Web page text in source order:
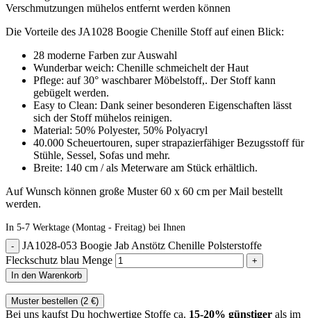
Verschmutzungen mühelos entfernt werden können
Die Vorteile des JA1028 Boogie Chenille Stoff auf einen Blick:
28 moderne Farben zur Auswahl
Wunderbar weich: Chenille schmeichelt der Haut
Pflege: auf 30° waschbarer Möbelstoff,. Der Stoff kann
gebügelt werden.
Easy to Clean: Dank seiner besonderen Eigenschaften lässt
sich der Stoff mühelos reinigen.
Material: 50% Polyester, 50% Polyacryl
40.000 Scheuertouren, super strapazierfähiger Bezugsstoff für
Stühle, Sessel, Sofas und mehr.
Breite: 140 cm / als Meterware am Stück erhältlich.
Auf Wunsch können große Muster 60 x 60 cm per Mail bestellt
werden.
In 5-7 Werktage (Montag - Freitag) bei Ihnen
JA1028-053 Boogie Jab Anstötz Chenille Polsterstoffe
Fleckschutz blau Menge
In den Warenkorb
Muster bestellen (2 €)
Bei uns kaufst Du hochwertige Stoffe ca. 15-20% günstiger als im